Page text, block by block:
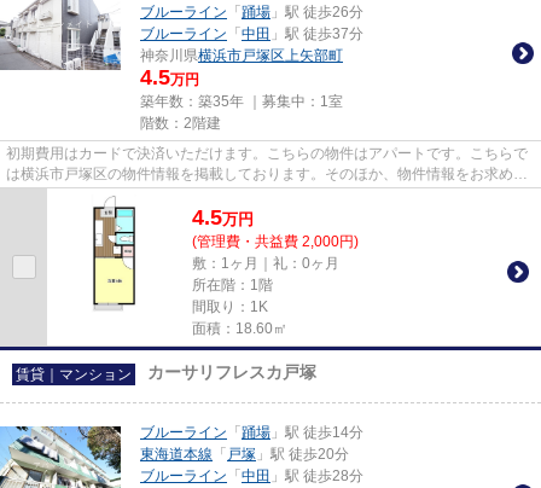
ブルーライン 「 踊場 」駅 徒歩26分
ブルーライン 「 中田 」駅 徒歩37分
神奈川県横浜市戸塚区上矢部町
4.5万円
築年数：築35年 ｜募集中： 1室
階数：2階建
初期費用はカードで決済いただけます。こちらの物件はアパートです。こちらで
は横浜市戸塚区の物件情報を掲載しております。そのほか、物件情報をお求めな
らアパマンメイトまでご連絡...
4.5万円
(管理費・共益費 2,000円)
敷：1ヶ月｜礼：0ヶ月
所在階：1階
間取り：1K
面積：18.60㎡
賃貸｜マンション カーサリフレスカ戸塚
ブルーライン 「 踊場 」駅 徒歩14分
東海道本線 「 戸塚 」駅 徒歩20分
ブルーライン 「 中田 」駅 徒歩28分